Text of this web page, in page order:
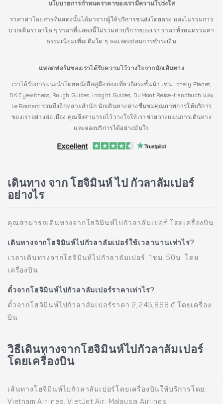
นโยบายการกำหนดราคาของเรามีความโปร่งใส
ราคาค่าโดยสารที่แสดงนั้นได้มาจากผู้ให้บริการขนส่งโดยตรง และไม่รวมการ
บวกเพิ่มราคาใด ๆ ราคาที่แสดงนี้ไม่รวมค่าบริการของเรา ราคาทั้งหมดรวมค่า
ธรรมเนียมเพิ่มเติมใด ๆ จะแสดงก่อนการชำระเงิน
แพลตฟอร์มของเราได้รับความไว้วางใจจากนักเดินทาง
เราได้รับการแนะนำโดยหนังสือคู่มือท่องเที่ยวอิสระชั้นนำ เช่น Lonely Planet,
DK Eyewitness, Rough Guides, Insight Guides, DuMont Reise-Handbuch และ
Le Routard รวมถึงอีกหลายสำนัก นักเดินทางต่างชื่นชมคุณภาพการให้บริการ
ของเราอย่างต่อเนื่อง คุณจึงสามารถไว้วางใจให้เราช่วยวางแผนการเดินทาง
และจองบริการได้อย่างมั่นใจ
เดินทาง จาก โฮจิมินห์ ไป กัวลาลัมเปอร์
อย่างไร
คุณสามารถเดินทางจากโฮจิมินห์ไปกัวลาลัมเปอร์ โดยเครื่องบิน
เดินทางจากโฮจิมินห์ไปกัวลาลัมเปอร์ใช้เวลานานเท่าไร?
เวลาเดินทางจากโฮจิมินห์ไปกัวลาลัมเปอร์: 1ชม. 50น. โดย
เครื่องบิน
ตั๋วจากโฮจิมินห์ไปกัวลาลัมเปอร์ราคาเท่าไร?
ตั๋วจากโฮจิมินห์ไปกัวลาลัมเปอร์ราคา 2,245,898 đ โดยเครื่อง
บิน
วิธีเดินทางจากโฮจิมินห์ไปกัวลาลัมเปอร์
โดยเครื่องบิน
เส้นทางโฮจิมินห์ไปกัวลาลัมเปอร์โดยเครื่องบินให้บริการโดย:
Vietnam Airlines, VietJet Air, Malaysia Airlines